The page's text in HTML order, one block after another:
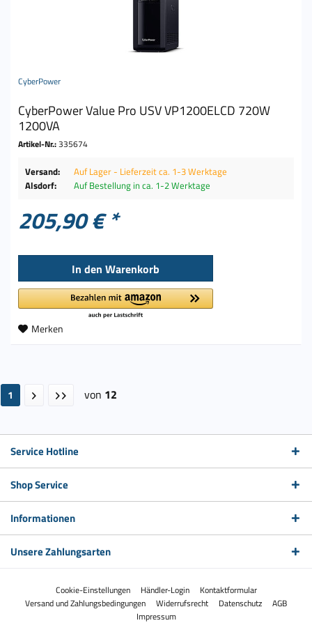
CyberPower
CyberPower Value Pro USV VP1200ELCD 720W
1200VA
Artikel-Nr.:335674
Versand:
Auf Lager - Lieferzeit ca. 1-3 Werktage
Alsdorf:
Auf Bestellung in ca. 1-2 Werktage
205,90 € *
In den Warenkorb
Merken
1 von 12
Service Hotline
Shop Service
Informationen
Unsere Zahlungsarten
Cookie-Einstellungen Händler-Login
Kontaktformular
Versand und Zahlungsbedingungen
Widerrufsrecht Datenschutz
AGB
Impressum